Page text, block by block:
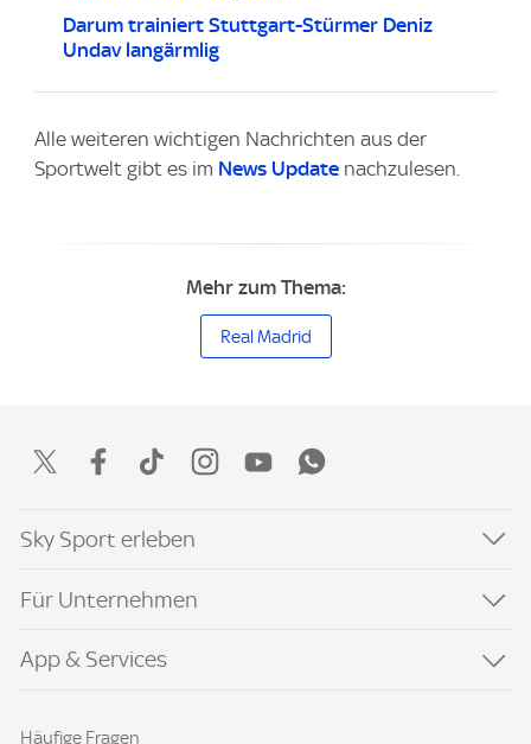
Darum trainiert Stuttgart-Stürmer Deniz
Undav langärmlig
Alle weiteren wichtigen Nachrichten aus der
Sportwelt gibt es im News Update nachzulesen.
Mehr zum Thema:
Real Madrid
Sky Sport erleben
Für Unternehmen
App & Services
Häufige Fragen